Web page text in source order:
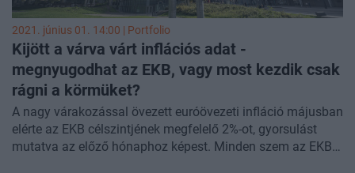
2021. június 01. 14:00 | Portfolio
Kijött a várva várt inflációs adat -
megnyugodhat az EKB, vagy most kezdik csak
rágni a körmüket?
A nagy várakozással övezett euróövezeti infláció májusban
elérte az EKB célszintjének megfelelő 2%-ot, gyorsulást
mutatva az előző hónaphoz képest. Minden szem az EKB-